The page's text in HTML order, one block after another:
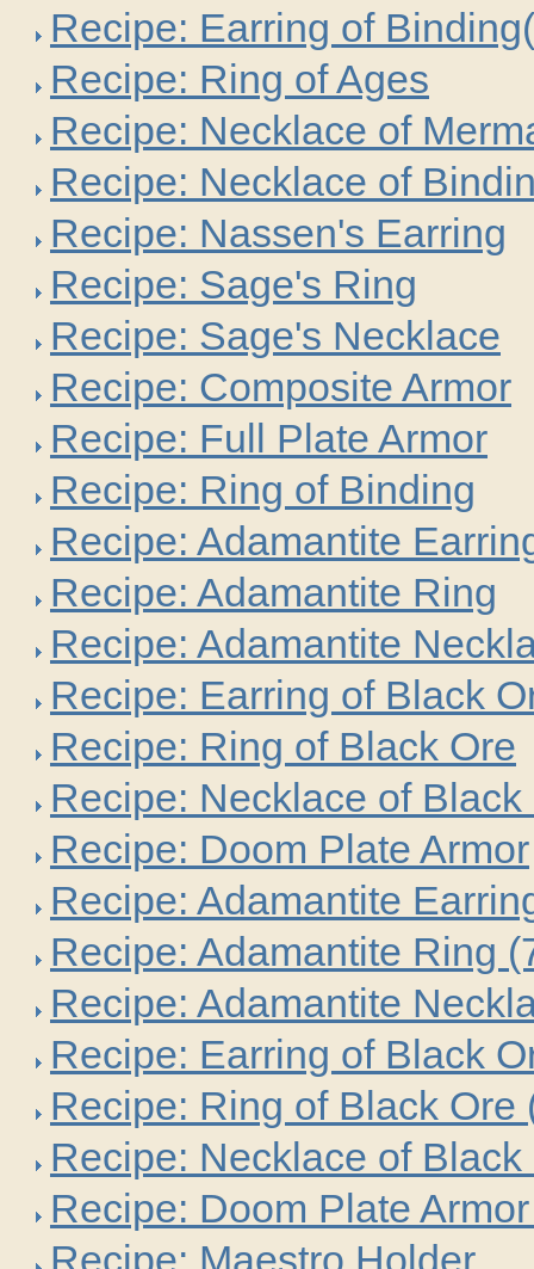
Recipe: Earring of
Recipe: Ring of Ages
Recipe: Necklace of
Recipe: Necklace of
Recipe: Nassen's Earring
Recipe: Sage's Ring
Recipe: Sage's Necklace
Recipe: Composite Armor
Recipe: Full Plate Armor
Recipe: Ring of Binding
Recipe: Adamantite
Recipe: Adamantite Ring
Recipe: Adamantite
Recipe: Earring of Black
Recipe: Ring of Black Ore
Recipe: Necklace of Black
Recipe: Doom Plate Armor
Recipe: Adamantite
Recipe: Adamantite Ring
Recipe: Adamantite
Recipe: Earring of Black
Recipe: Ring of Black Ore
Recipe: Necklace of Black
Recipe: Doom Plate
Recipe: Maestro Holder